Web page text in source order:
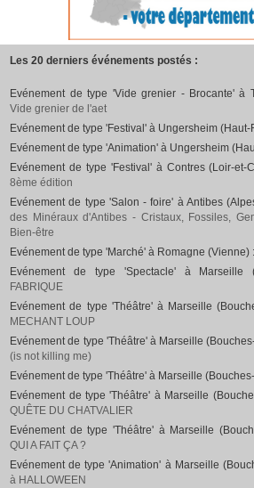
Les 20 derniers événements postés :
Evénement de type 'Vide grenier - Brocante' à
Vide grenier de l'aet
Evénement de type 'Festival' à Ungersheim
Evénement de type 'Animation' à Ungersheim
Evénement de type 'Festival' à Contres (Loir-et-
8ème édition
Evénement de type 'Salon - foire' à Antibes
des Minéraux d'Antibes - Cristaux, Fossiles,
Bien-être
Evénement de type 'Marché' à Romagne (Vienne)
Evénement de type 'Spectacle' à Marseille
FABRIQUE
Evénement de type 'Théâtre' à Marseille
MECHANT LOUP
Evénement de type 'Théâtre' à Marseille
(is not killing me)
Evénement de type 'Théâtre' à Marseille
Evénement de type 'Théâtre' à Marseille
QUÊTE DU CHATVALIER
Evénement de type 'Théâtre' à Marseille
QUI A FAIT ÇA ?
Evénement de type 'Animation' à Marseille
à HALLOWEEN